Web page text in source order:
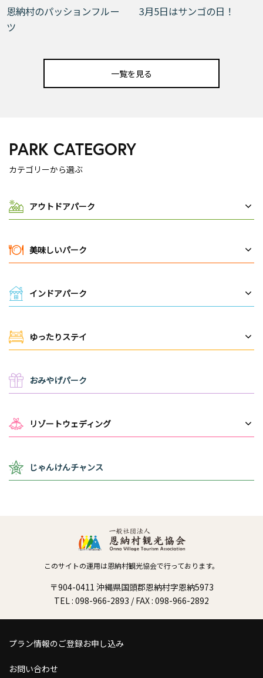
恩納村のパッションフルー
ツ
3月5日はサンゴの日！
一覧を見る
PARK CATEGORY
カテゴリーから選ぶ
アウトドアパーク
美味しいパーク
インドアパーク
ゆったりステイ
おみやげパーク
リゾートウェディング
じゃんけんチャンス
このサイトの運用は恩納村観光協会で行っております。
〒904-0411 沖縄県国頭郡恩納村字恩納5973
TEL : 098-966-2893 / FAX : 098-966-2892
プラン情報のご登録お申し込み
お問い合わせ